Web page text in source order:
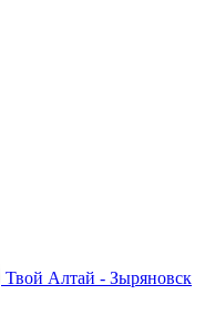
Твой Алтай - Зыряновск